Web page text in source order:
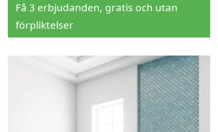
Få 3 erbjudanden, gratis och utan
förpliktelser